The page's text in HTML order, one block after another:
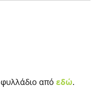
από εδώ.